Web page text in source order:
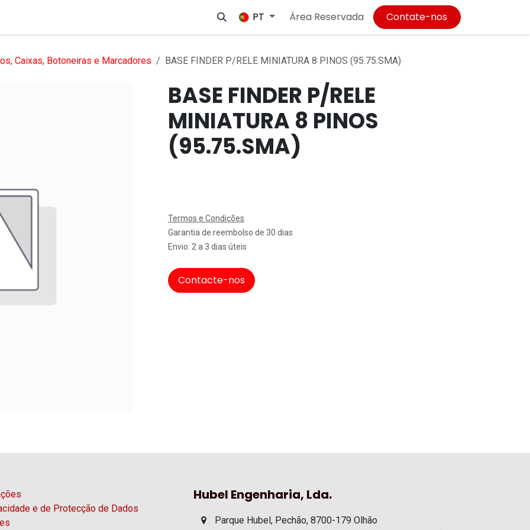
Empregos
PT Área Reservada Contate-nos
Caixas, Botoneiras e Marcadores BASE FINDER P/RELE MINIATURA 8 PINOS (95.75.SMA)
BASE FINDER P/RELE
MINIATURA 8 PINOS
(95.75.SMA)
Termos e Condições
Garantia de reembolso de 30 dias
Envio: 2 a 3 dias úteis
Contacte-nos
Hubel Engenharia, Lda.
Parque Hubel, Pechão, 8700-179 Olhão
e de Protecção de Dados